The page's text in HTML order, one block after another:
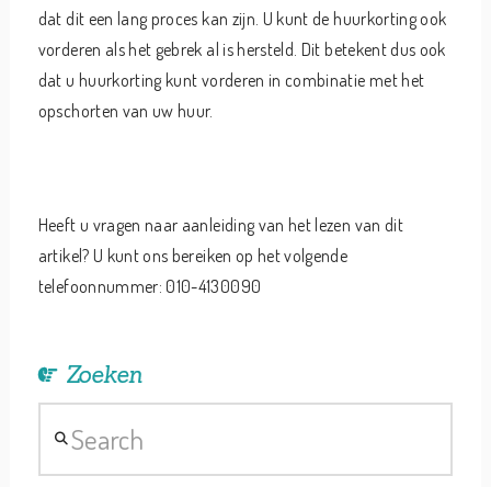
dat dit een lang proces kan zijn. U kunt de huurkorting ook
vorderen als het gebrek al is hersteld. Dit betekent dus ook
dat u huurkorting kunt vorderen in combinatie met het
opschorten van uw huur.
Heeft u vragen naar aanleiding van het lezen van dit
artikel? U kunt ons bereiken op het volgende
telefoonnummer: 010-4130090
Zoeken